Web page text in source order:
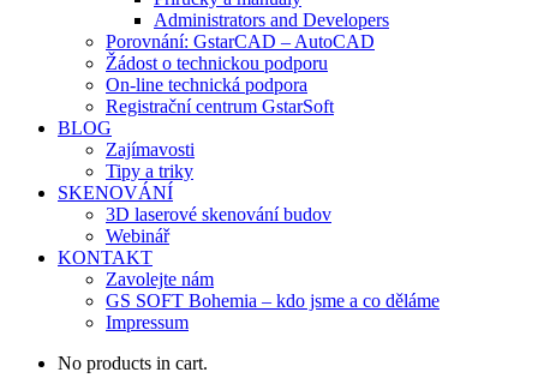
Administrators and Developers
Porovnání: GstarCAD – AutoCAD
Žádost o technickou podporu
On-line technická podpora
Registrační centrum GstarSoft
BLOG
Zajímavosti
Tipy a triky
SKENOVÁNÍ
3D laserové skenování budov
Webinář
KONTAKT
Zavolejte nám
GS SOFT Bohemia – kdo jsme a co děláme
Impressum
No products in cart.